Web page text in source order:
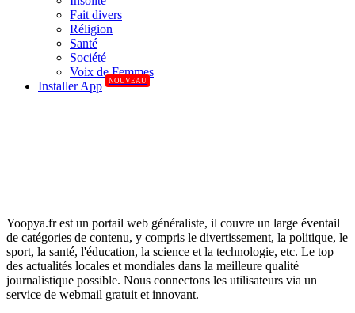
Fait divers
Réligion
Santé
Société
Voix de Femmes
Installer App
NOUVEAU
Yoopya.fr est un portail web généraliste, il couvre un large éventail
de catégories de contenu, y compris le divertissement, la politique, le
sport, la santé, l'éducation, la science et la technologie, etc. Le top
des actualités locales et mondiales dans la meilleure qualité
journalistique possible. Nous connectons les utilisateurs via un
service de webmail gratuit et innovant.